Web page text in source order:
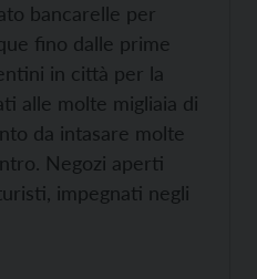
bancarelle per
fino dalle prime
in città per la
alle molte migliaia di
da intasare molte
Negozi aperti
impegnati negli